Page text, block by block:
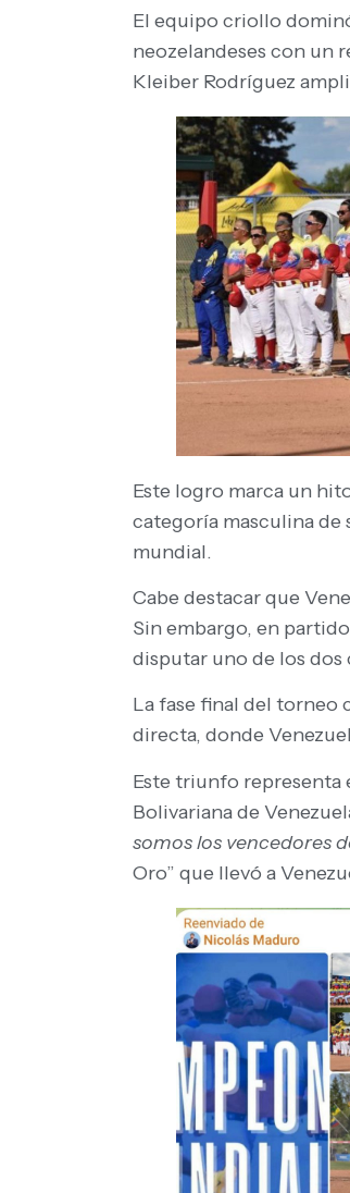
El equipo criollo
neozelandeses con un
Kleiber Rodríguez
Este logro marca un
categoría masculina de
mundial.
Cabe destacar que
Sin embargo, en
disputar uno de los
La fase final del
directa, donde
Este triunfo representa
Bolivariana de
somos los vencedores
Oro” que llevó a